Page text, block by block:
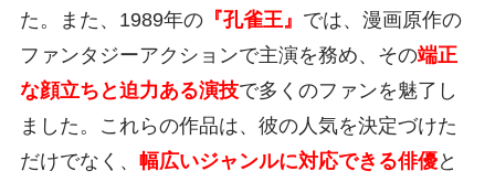
た。また、1989年の『孔雀王』 では、漫画原作の
ファンタジーアクションで主演を務め、その端正
な顔立ちと迫力ある演技で多くのファンを魅了し
ました。これらの作品は、彼の人気を決定づけた
だけでなく、 幅広いジャンルに対応できる俳優と